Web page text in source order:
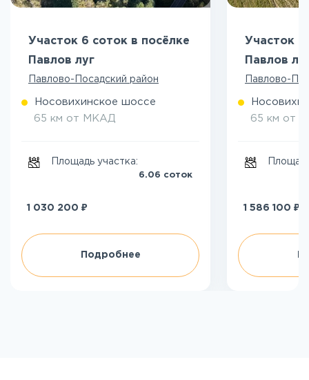
Участок 6 соток в посёлке
Павлов луг
Павлово-Посадский район
Носовихинское шоссе
65 км от МКАД
Площадь участка:
6.06 соток
1 030 200 ₽
Подробнее
Участок 9
Павлов
Павлово-
65 км от
1 586 100 ₽